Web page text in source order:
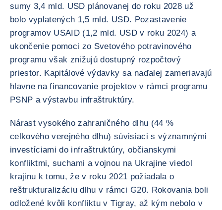
sumy 3,4 mld. USD plánovanej do roku 2028 už
bolo vyplatených 1,5 mld. USD. Pozastavenie
programov USAID (1,2 mld. USD v roku 2024) a
ukončenie pomoci zo Svetového potravinového
programu však znižujú dostupný rozpočtový
priestor. Kapitálové výdavky sa naďalej zameriavajú
hlavne na financovanie projektov v rámci programu
PSNP a výstavbu infraštruktúry.
Nárast vysokého zahraničného dlhu (44 %
celkového verejného dlhu) súvisiaci s významnými
investíciami do infraštruktúry, občianskymi
konfliktmi, suchami a vojnou na Ukrajine viedol
krajinu k tomu, že v roku 2021 požiadala o
reštrukturalizáciu dlhu v rámci G20. Rokovania boli
odložené kvôli konfliktu v Tigray, až kým nebolo v